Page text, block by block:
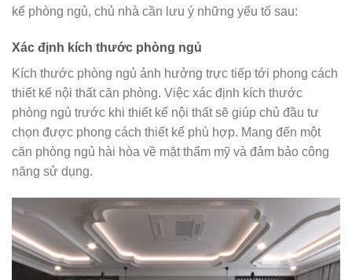
kế phòng ngủ, chủ nhà cần lưu ý những yếu tố sau:
Xác định kích thước phòng ngủ
Kích thước phòng ngủ ảnh hưởng trực tiếp tới phong cách
thiết kế nội thất căn phòng. Việc xác định kích thước
phòng ngủ trước khi thiết kế nội thất sẽ giúp chủ đầu tư
chọn được phong cách thiết kế phù hợp. Mang đến một
căn phòng ngủ hài hòa về mặt thẩm mỹ và đảm bảo công
năng sử dụng.